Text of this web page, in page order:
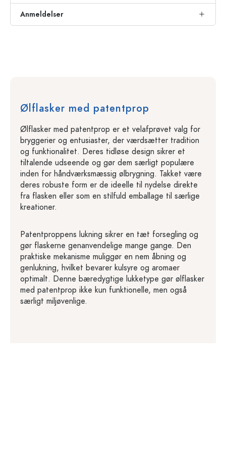
Anmeldelser
Ølflasker med patentprop
Ølflasker med patentprop er et velafprøvet valg for
bryggerier og entusiaster, der værdsætter tradition
og funktionalitet. Deres tidløse design sikrer et
tiltalende udseende og gør dem særligt populære
inden for håndværksmæssig ølbrygning. Takket være
deres robuste form er de ideelle til nydelse direkte
fra flasken eller som en stilfuld emballage til særlige
kreationer.
Patentproppens lukning sikrer en tæt forsegling og
gør flaskerne genanvendelige mange gange. Den
praktiske mekanisme muliggør en nem åbning og
genlukning, hvilket bevarer kulsyre og aromaer
optimalt. Denne bæredygtige lukketype gør ølflasker
med patentprop ikke kun funktionelle, men også
særligt miljøvenlige.